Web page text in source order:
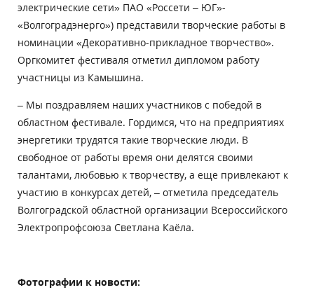
электрические сети» ПАО «Россети – ЮГ»-
«Волгоградэнерго») представили творческие работы в
номинации «Декоративно-прикладное творчество».
Оргкомитет фестиваля отметил дипломом работу
участницы из Камышина.
– Мы поздравляем наших участников с победой в
областном фестивале. Гордимся, что на предприятиях
энергетики трудятся такие творческие люди. В
свободное от работы время они делятся своими
талантами, любовью к творчеству, а еще привлекают к
участию в конкурсах детей, – отметила председатель
Волгоградской областной организации Всероссийского
Электропрофсоюза Светлана Каёла.
Фотографии к новости: